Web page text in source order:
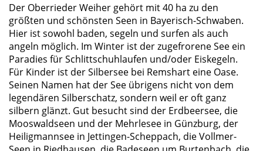
Der Oberrieder Weiher gehört mit 40 ha zu den
größten und schönsten Seen in Bayerisch-Schwaben.
Hier ist sowohl baden, segeln und surfen als auch
angeln möglich. Im Winter ist der zugefrorene See ein
Paradies für Schlittschuhlaufen und/oder Eiskegeln.
Für Kinder ist der Silbersee bei Remshart eine Oase.
Seinen Namen hat der See übrigens nicht von dem
legendären Silberschatz, sondern weil er oft ganz
silbern glänzt. Gut besucht sind der Erdbeersee, die
Mooswaldseen und der Mehrlesee in Günzburg, der
Heiligmannsee in Jettingen-Scheppach, die Vollmer-